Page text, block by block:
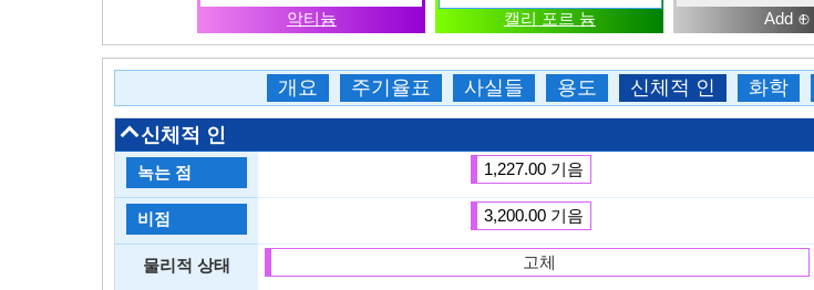
악티늄 캘리 포르 늄 Add ⊕
개요 주기율표 사실들 용도 신체적 인 화학
신체적 인
녹는 점
비점
물리적 상태
1,227.00 기음
3,200.00 기음
고체